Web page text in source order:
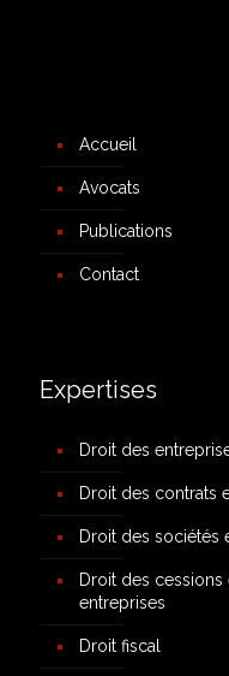
Accueil
Avocats
Publications
Contact
Expertises
Droit des
Droit des contrats
Droit des sociétés
Droit des
entreprises
Droit fiscal